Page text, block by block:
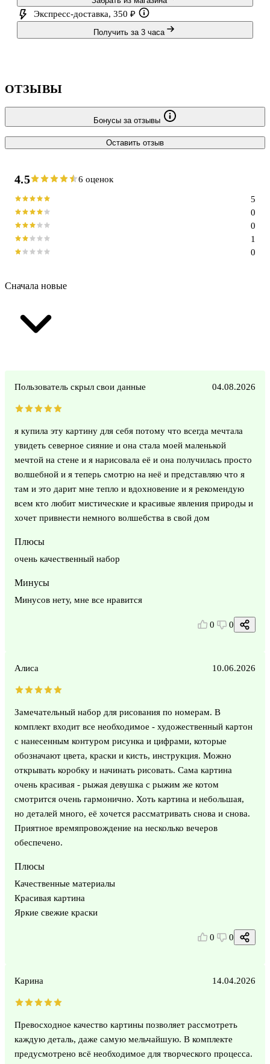
Экспресс-доставка, 350 ₽
Получить за 3 часа
ОТЗЫВЫ
Бонусы за отзывы
Оставить отзыв
4.5 6 оценок
0
1
0
0
5
Сначала новые
Пользователь скрыл свои данные 04.08.2026
я купила эту картину для себя потому что всегда мечтала
увидеть северное сияние и она стала моей маленькой
мечтой на стене и я нарисовала её и она получилась просто
волшебной и я теперь смотрю на неё и представляю что я
там и это дарит мне тепло и вдохновение и я рекомендую
всем кто любит мистические и красивые явления природы и
хочет привнести немного волшебства в свой дом
Плюсы
очень качественный набор
Минусы
Минусов нету, мне все нравится
0 0
Алиса 10.06.2026
Замечательный набор для рисования по номерам. В
комплект входит все необходимое - художественный картон
с нанесенным контуром рисунка и цифрами, которые
обозначают цвета, краски и кисть, инструкция. Можно
открывать коробку и начинать рисовать. Сама картина
очень красивая - рыжая девушка с рыжим же котом
смотрится очень гармонично. Хоть картина и небольшая,
но деталей много, её хочется рассматривать снова и снова.
Приятное времяпровождение на несколько вечеров
обеспечено.
Плюсы
Качественные материалы
Красивая картина
Яркие свежие краски
0 0
Карина 14.04.2026
Превосходное качество картины позволяет рассмотреть
каждую деталь, даже самую мельчайшую. В комплекте
предусмотрено всё необходимое для творческого процесса.